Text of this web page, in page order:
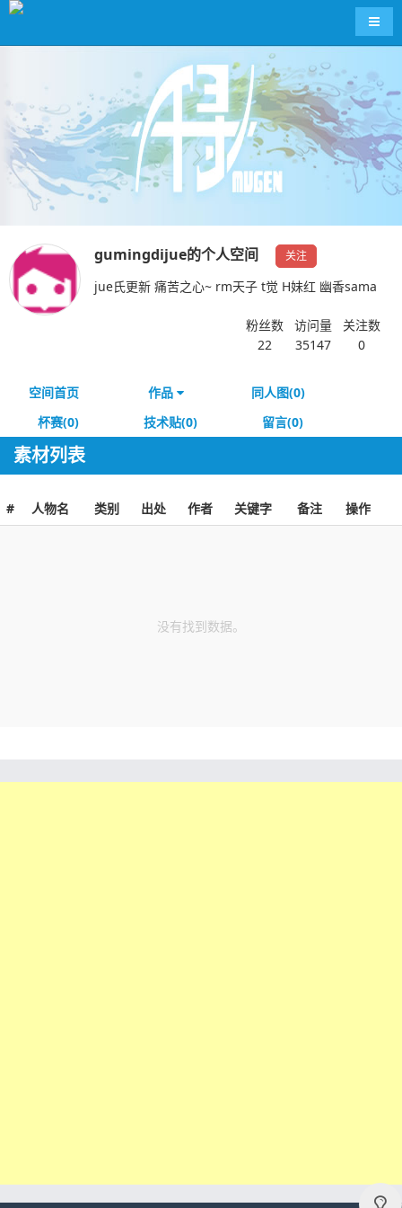
导航
gumingdijue的个人空间 关注
jue氏更新 痛苦之心~ rm天子 t觉 H妹红 幽香sama
粉丝数
22
访问量
35147
关注数
0
空间首页 作品
同人图(0)
杯赛(0)
技术贴(0) 留言(0)
素材列表
# 人物名 类别 出处 作者 关键字 备注 操作
没有找到数据。